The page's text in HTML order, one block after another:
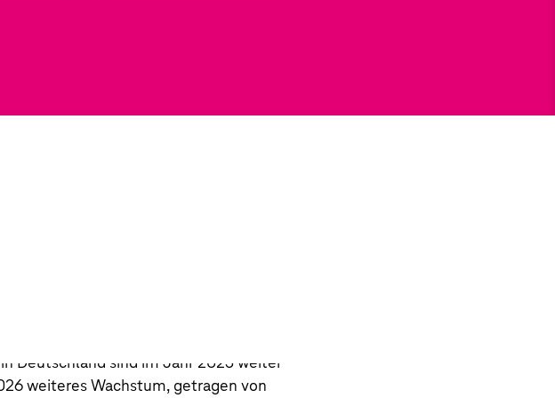
Segmente. Bei der Entwicklung der
Konsolidierungskreis und konstanten
Segments sowie eine entsprechende
Deutschland sind im Jahr 2025 weiter
weiteres Wachstum, getragen von